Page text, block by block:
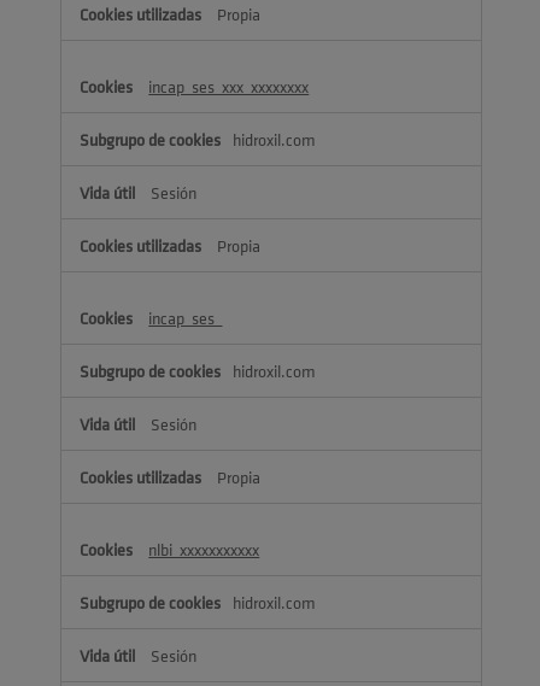
Propia
incap_ses_xxx_xxxxxxxx
hidroxil.com
Sesión
Propia
incap_ses_
hidroxil.com
Sesión
Propia
nlbi_xxxxxxxxxxx
hidroxil.com
Sesión